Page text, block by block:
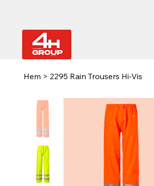
Hem > 2295 Rain Trousers Hi-Vis